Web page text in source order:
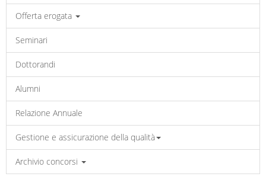
Offerta erogata
Seminari
Dottorandi
Alumni
Relazione Annuale
Gestione e assicurazione della qualità
Archivio concorsi